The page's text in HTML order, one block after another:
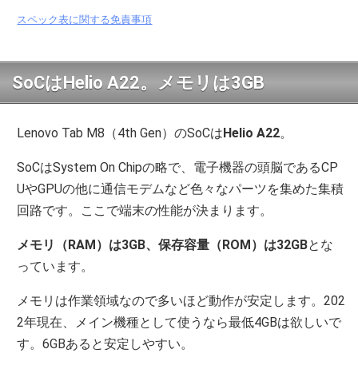
スペック表に関する免責事項
SoCはHelio A22。メモリは3GB
Lenovo Tab M8（4th Gen）のSoCは Helio A22。
SoCはSystem On Chipの略で、電子機器の頭脳であるCP
UやGPUの他に通信モデムなど色々なパーツを集めた集積
回路です。ここで端末の性能が決まります。
メモリ（RAM）は3GB、保存容量（ROM）は32GBとな
っています。
メモリは作業領域なので多いほど動作が安定します。202
2年現在、メイン機種として使うなら最低4GBは欲しいで
す。6GBあると安定しやすい。